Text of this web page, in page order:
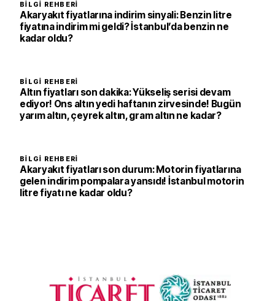
BILGI REHBERI
Akaryakıt fiyatlarına indirim sinyali: Benzin litre
fiyatına indirim mi geldi? İstanbul’da benzin ne
kadar oldu?
BILGI REHBERI
Altın fiyatları son dakika: Yükseliş serisi devam
ediyor! Ons altın yedi haftanın zirvesinde! Bugün
yarım altın, çeyrek altın, gram altın ne kadar?
BILGI REHBERI
Akaryakıt fiyatları son durum: Motorin fiyatlarına
gelen indirim pompalara yansıdı! İstanbul motorin
litre fiyatı ne kadar oldu?